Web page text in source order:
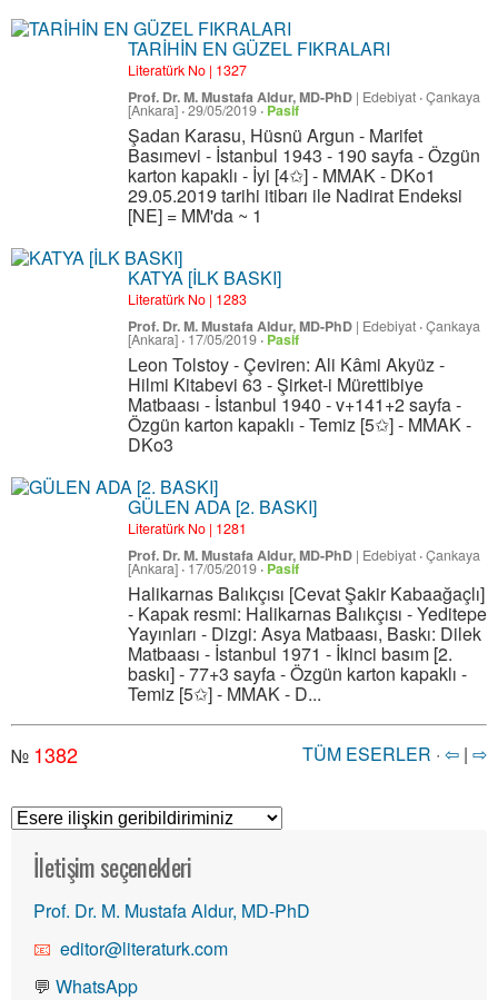
TARİHİN EN GÜZEL FIKRALARI
Literatürk No | 1327
Prof. Dr. M. Mustafa Aldur, MD-PhD | Edebiyat ·Çankaya
[Ankara] ·29/05/2019 · Pasif
Şadan Karasu, Hüsnü Argun - Marifet
Basımevi - İstanbul 1943 - 190 sayfa - Özgün
karton kapaklı - İyi [4✩] - MMAK - DKo1
29.05.2019 tarihi itibarı ile Nadirat Endeksi
[NE] = MM'da ~ 1
KATYA [İLK BASKI]
Literatürk No | 1283
Prof. Dr. M. Mustafa Aldur, MD-PhD | Edebiyat ·Çankaya
[Ankara] · 17/05/2019 · Pasif
Leon Tolstoy - Çeviren: Ali Kâmi Akyüz -
Hilmi Kitabevi 63 - Şirket-i Mürettibiye
Matbaası - İstanbul 1940 - v+141+2 sayfa -
Özgün karton kapaklı - Temiz [5✩] - MMAK -
DKo3
GÜLEN ADA [2. BASKI]
Literatürk No | 1281
Prof. Dr. M. Mustafa Aldur, MD-PhD | Edebiyat ·Çankaya
[Ankara] · 17/05/2019 · Pasif
Halikarnas Balıkçısı [Cevat Şakir Kabaağaçlı]
- Kapak resmi: Halikarnas Balıkçısı - Yeditepe
Yayınları - Dizgi: Asya Matbaası, Baskı: Dilek
Matbaası - İstanbul 1971 - İkinci basım [2.
baskı] - 77+3 sayfa - Özgün karton kapaklı -
Temiz [5✩] - MMAK - D...
№ 1382 TÜM ESERLER · ⇦ | ⇨
İletişim seçenekleri
Prof. Dr. M. Mustafa Aldur, MD-PhD
editor@literaturk.com
💬 WhatsApp